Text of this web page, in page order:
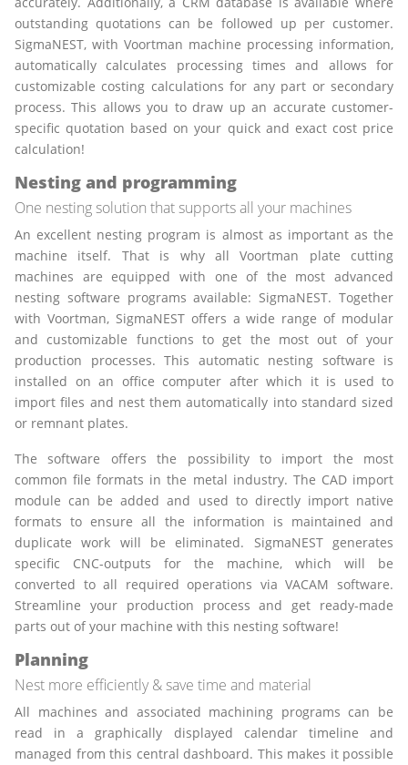
outstanding quotations can be followed up per customer.
SigmaNEST, with Voortman machine processing information,
automatically calculates processing times and allows for
customizable costing calculations for any part or secondary
process. This allows you to draw up an accurate customer-
specific quotation based on your quick and exact cost price
calculation!
Nesting and programming
One nesting solution that supports all your machines
An excellent nesting program is almost as important as the
machine itself. That is why all Voortman plate cutting
machines are equipped with one of the most advanced
nesting software programs available: SigmaNEST. Together
with Voortman, SigmaNEST offers a wide range of modular
and customizable functions to get the most out of your
production processes. This automatic nesting software is
installed on an office computer after which it is used to
import files and nest them automatically into standard sized
or remnant plates.
The software offers the possibility to import the most
common file formats in the metal industry. The CAD import
module can be added and used to directly import native
formats to ensure all the information is maintained and
duplicate work will be eliminated. SigmaNEST generates
specific CNC-outputs for the machine, which will be
converted to all required operations via VACAM software.
Streamline your production process and get ready-made
parts out of your machine with this nesting software!
Planning
Nest more efficiently & save time and material
All machines and associated machining programs can be
read in a graphically displayed calendar timeline and
managed from this central dashboard. This makes it possible